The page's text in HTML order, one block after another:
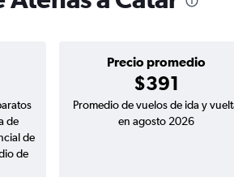
Precio promedio
$391
de
de
de
Promedio de vuelos de ida y
en agosto 2026